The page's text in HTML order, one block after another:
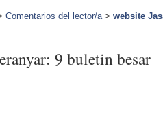
Comentarios del lector/a> website
9 buletin besar